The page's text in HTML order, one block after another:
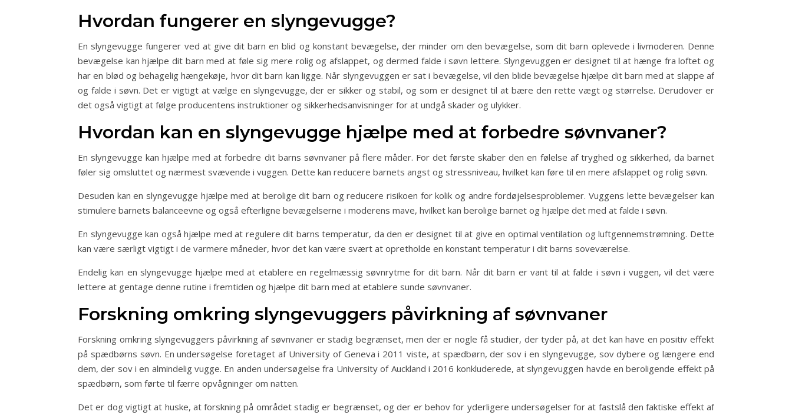
Hvordan fungerer en slyngevugge?
En slyngevugge fungerer ved at give dit barn en blid og konstant bevægelse, der minder om den bevægelse, som dit barn oplevede i livmoderen. Denne
bevægelse kan hjælpe dit barn med at føle sig mere rolig og afslappet, og dermed falde i søvn lettere. Slyngevuggen er designet til at hænge fra loftet og
har en blød og behagelig hængekøje, hvor dit barn kan ligge. Når slyngevuggen er sat i bevægelse, vil den blide bevægelse hjælpe dit barn med at slappe af
og falde i søvn. Det er vigtigt at vælge en slyngevugge, der er sikker og stabil, og som er designet til at bære den rette vægt og størrelse. Derudover er
det også vigtigt at følge producentens instruktioner og sikkerhedsanvisninger for at undgå skader og ulykker.
Hvordan kan en slyngevugge hjælpe med at forbedre søvnvaner?
En slyngevugge kan hjælpe med at forbedre dit barns søvnvaner på flere måder. For det første skaber den en følelse af tryghed og sikkerhed, da barnet
føler sig omsluttet og nærmest svævende i vuggen. Dette kan reducere barnets angst og stressniveau, hvilket kan føre til en mere afslappet og rolig søvn.
Desuden kan en slyngevugge hjælpe med at berolige dit barn og reducere risikoen for kolik og andre fordøjelsesproblemer. Vuggens lette bevægelser kan
stimulere barnets balanceevne og også efterligne bevægelserne i moderens mave, hvilket kan berolige barnet og hjælpe det med at falde i søvn.
En slyngevugge kan også hjælpe med at regulere dit barns temperatur, da den er designet til at give en optimal ventilation og luftgennemstrømning. Dette
kan være særligt vigtigt i de varmere måneder, hvor det kan være svært at opretholde en konstant temperatur i dit barns soveværelse.
Endelig kan en slyngevugge hjælpe med at etablere en regelmæssig søvnrytme for dit barn. Når dit barn er vant til at falde i søvn i vuggen, vil det være
lettere at gentage denne rutine i fremtiden og hjælpe dit barn med at etablere sunde søvnvaner.
Forskning omkring slyngevuggers påvirkning af søvnvaner
Forskning omkring slyngevuggers påvirkning af søvnvaner er stadig begrænset, men der er nogle få studier, der tyder på, at det kan have en positiv effekt
på spædbørns søvn. En undersøgelse foretaget af University of Geneva i 2011 viste, at spædbørn, der sov i en slyngevugge, sov dybere og længere end
dem, der sov i en almindelig vugge. En anden undersøgelse fra University of Auckland i 2016 konkluderede, at slyngevuggen havde en beroligende effekt på
spædbørn, som førte til færre opvågninger om natten.
Det er dog vigtigt at huske, at forskning på området stadig er begrænset, og der er behov for yderligere undersøgelser for at fastslå den faktiske effekt af